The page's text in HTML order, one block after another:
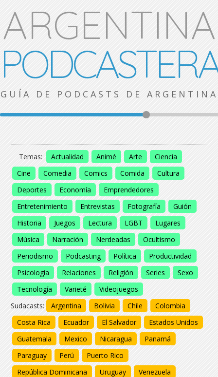
ARGENTINA
GUÍA DE PODCASTS DE ARGENTINA
Temas: Actualidad Animé Arte
Ciencia
Cine
Comedia Comics Comida
Cultura
Deportes
Economía
Emprendedores
Entretenimiento
Entrevistas Fotografía
Guión
Historia
Juegos Lectura LGBT
Lugares
Música
Narración Nerdeadas
Ocultismo
Periodismo
Podcasting Política
Productividad
Psicología
Relaciones Religión Series
Sexo
Tecnología
Varieté
Videojuegos
Sudacasts:
Argentina Bolivia Chile
Colombia
Costa Rica
Ecuador El Salvador
Estados Unidos
Guatemala
Mexico Nicaragua
Panamá
Paraguay
Perú
Puerto Rico
República Dominicana
Uruguay Venezuela